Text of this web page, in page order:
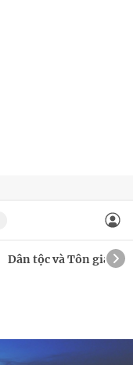
Dân tộc và Tôn giáo